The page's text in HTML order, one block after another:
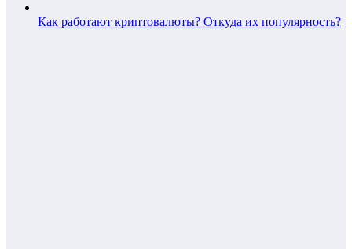
Как работают криптовалюты? Откуда их популярность?